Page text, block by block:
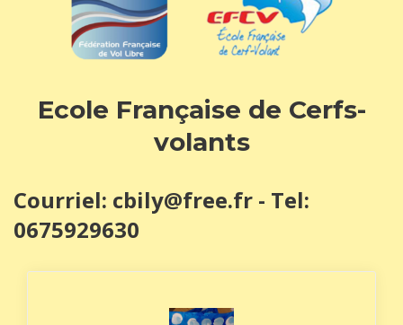
Contact
Ecole Française de Cerfs-
volants
Courriel: cbily@free.fr - Tel:
0675929630